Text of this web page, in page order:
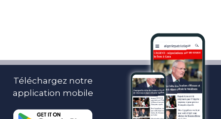
Téléchargez notre
application mobile